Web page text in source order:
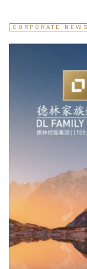
CORPORATE NEWS